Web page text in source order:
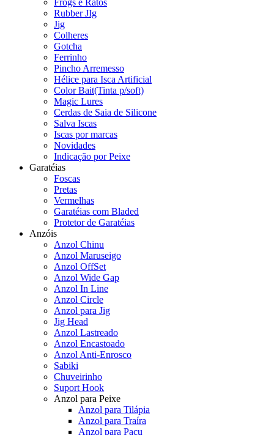
Frogs e Ratos
Rubber JIg
Jig
Colheres
Gotcha
Ferrinho
Pincho Arremesso
Hélice para Isca Artificial
Color Bait(Tinta p/soft)
Magic Lures
Cerdas de Saia de Silicone
Salva Iscas
Iscas por marcas
Novidades
Indicação por Peixe
Garatéias
Foscas
Pretas
Vermelhas
Garatéias com Bladed
Protetor de Garatéias
Anzóis
Anzol Chinu
Anzol Maruseigo
Anzol OffSet
Anzol Wide Gap
Anzol In Line
Anzol Circle
Anzol para Jig
Jig Head
Anzol Lastreado
Anzol Encastoado
Anzol Anti-Enrosco
Sabiki
Chuveirinho
Suport Hook
Anzol para Peixe
Anzol para Tilápia
Anzol para Traíra
Anzol para Pacu